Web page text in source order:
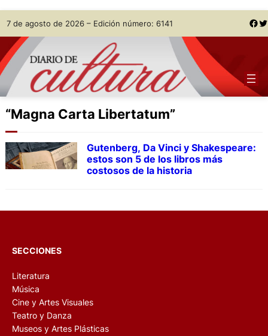
Skip
to
content
7 de agosto de 2026 – Edición número: 6141 Facebook Twitter
“Magna Carta Libertatum”
Gutenberg, Da Vinci y Shakespeare:
estos son 5 de los libros más
costosos de la historia
SECCIONES
Literatura
Música
Cine y Artes Visuales
Teatro y Danza
Museos y Artes Plásticas